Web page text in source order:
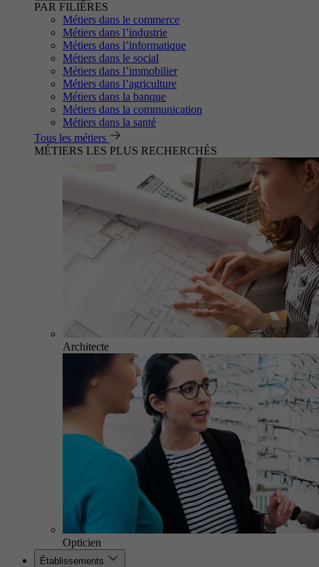
PAR FILIÈRES
Métiers dans le commerce
Métiers dans l’industrie
Métiers dans l’informatique
Métiers dans le social
Métiers dans l’immobilier
Métiers dans l’agriculture
Métiers dans la banque
Métiers dans la communication
Métiers dans la santé
Tous les métiers
MÉTIERS LES PLUS RECHERCHÉS
Architecte
Opticien
Établissements